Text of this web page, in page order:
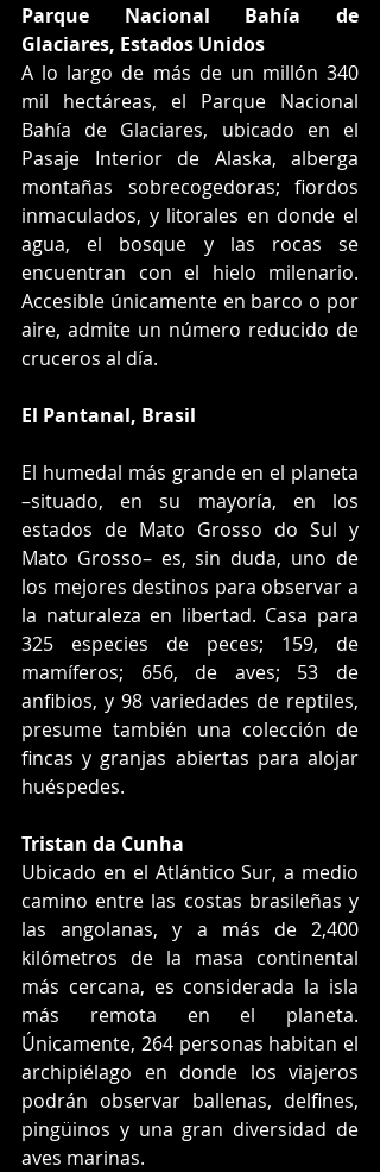
Parque Nacional Bahía de
Glaciares, Estados Unidos
A lo largo de más de un millón 340
mil hectáreas, el Parque Nacional
Bahía de Glaciares, ubicado en el
Pasaje Interior de Alaska, alberga
montañas sobrecogedoras; fiordos
inmaculados, y litorales en donde el
agua, el bosque y las rocas se
encuentran con el hielo milenario.
Accesible únicamente en barco o por
aire, admite un número reducido de
cruceros al día.
El Pantanal, Brasil
El humedal más grande en el planeta
–situado, en su mayoría, en los
estados de Mato Grosso do Sul y
Mato Grosso– es, sin duda, uno de
los mejores destinos para observar a
la naturaleza en libertad. Casa para
325 especies de peces; 159, de
mamíferos; 656, de aves; 53 de
anfibios, y 98 variedades de reptiles,
presume también una colección de
fincas y granjas abiertas para alojar
huéspedes.
Tristan da Cunha
Ubicado en el Atlántico Sur, a medio
camino entre las costas brasileñas y
las angolanas, y a más de 2,400
kilómetros de la masa continental
más cercana, es considerada la isla
más remota en el planeta.
Únicamente, 264 personas habitan el
archipiélago en donde los viajeros
podrán observar ballenas, delfines,
pingüinos y una gran diversidad de
aves marinas.